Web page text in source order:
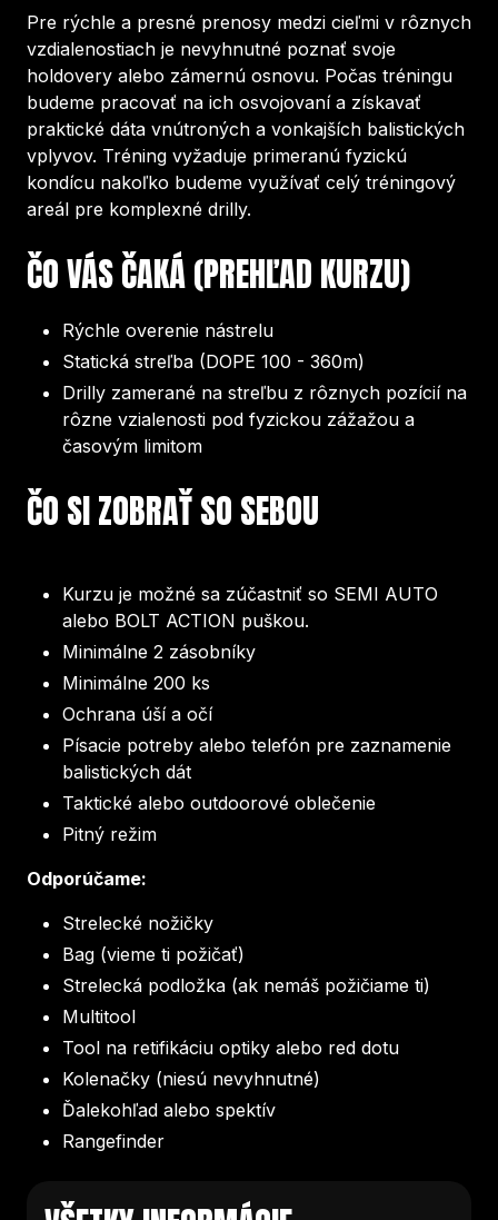
Pre rýchle a presné prenosy medzi cieľmi v rôznych
vzdialenostiach je nevyhnutné poznať svoje
holdovery alebo zámernú osnovu. Počas tréningu
budeme pracovať na ich osvojovaní a získavať
praktické dáta vnútroných a vonkajších balistických
vplyvov. Tréning vyžaduje primeranú fyzickú
kondícu nakoľko budeme využívať celý tréningový
areál pre komplexné drilly.
ČO VÁS ČAKÁ (PREHĽAD KURZU)
Rýchle overenie nástrelu
Statická streľba (DOPE 100 - 360m)
Drilly zamerané na streľbu z rôznych pozícií na
rôzne vzialenosti pod fyzickou zážažou a
časovým limitom
ČO SI ZOBRAŤ SO SEBOU
Kurzu je možné sa zúčastniť so SEMI AUTO
alebo BOLT ACTION puškou.
Minimálne 2 zásobníky
Minimálne 200 ks
Ochrana úší a očí
Písacie potreby alebo telefón pre zaznamenie
balistických dát
Taktické alebo outdoorové oblečenie
Pitný režim
Odporúčame:
Strelecké nožičky
Bag (vieme ti požičať)
Strelecká podložka (ak nemáš požičiame ti)
Multitool
Tool na retifikáciu optiky alebo red dotu
Kolenačky (niesú nevyhnutné)
Ďalekohľad alebo spektív
Rangefinder